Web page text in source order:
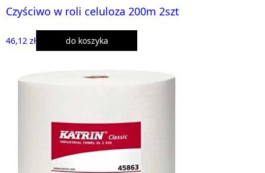
Czyściwo w roli celuloza 200m 2szt
46,12 zł do koszyka